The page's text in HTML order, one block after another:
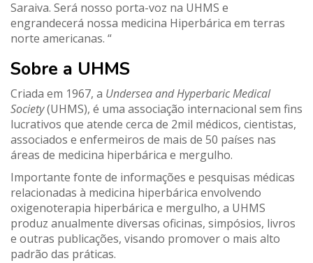
Saraiva. Será nosso porta-voz na UHMS e
engrandecerá nossa medicina Hiperbárica em terras
norte americanas. “
Sobre a UHMS
Criada em 1967, a Undersea and Hyperbaric Medical
Society(UHMS), é uma associação internacional sem fins
lucrativos que atende cerca de 2mil médicos, cientistas,
associados e enfermeiros de mais de 50 países nas
áreas de medicina hiperbárica e mergulho.
Importante fonte de informações e pesquisas médicas
relacionadas à medicina hiperbárica envolvendo
oxigenoterapia hiperbárica e mergulho, a UHMS
produz anualmente diversas oficinas, simpósios, livros
e outras publicações, visando promover o mais alto
padrão das práticas.